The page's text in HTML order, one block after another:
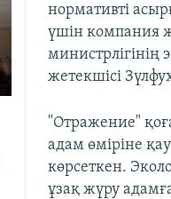
нормативті
үшін компания
министрлігінің
жетекшісі
"Отражение"
адам өміріне
көрсеткен.
ұзақ жүру